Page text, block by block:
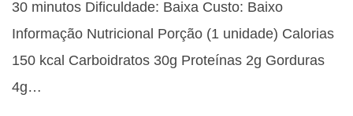
30 minutos Dificuldade: Baixa Custo: Baixo
Informação Nutricional Porção (1 unidade) Calorias
150 kcal Carboidratos 30g Proteínas 2g Gorduras
4g…